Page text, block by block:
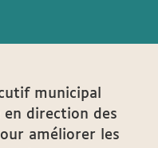
municipal
direction des
améliorer les